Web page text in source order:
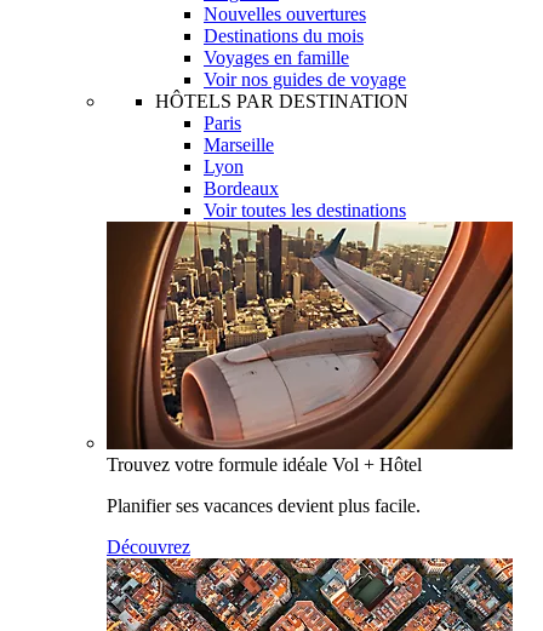
Nouvelles ouvertures
Destinations du mois
Voyages en famille
Voir nos guides de voyage
HÔTELS PAR DESTINATION
Paris
Marseille
Lyon
Bordeaux
Voir toutes les destinations
Trouvez votre formule idéale Vol + Hôtel
Planifier ses vacances devient plus facile.
Découvrez